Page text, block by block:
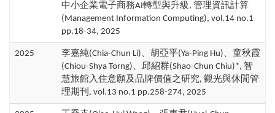
中小企業電子商務AI轉型與升級, 管理資訊計算
(Management Information Computing), vol.14 no.1
pp.18-34, 2025
2025
李嘉純(Chia-Chun Li)、胡亞平(Ya-Ping Hu)、童秋霞
(Chiou-Shya Torng)、邱紹群(Shao-Chun Chiu)*, 智
慧旅館入住意願及品牌價值之研究, 觀光與休閒管
理期刊, vol.13 no.1 pp.258-274, 2025